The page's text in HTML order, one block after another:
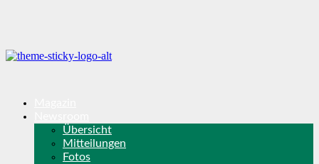
Übersicht
Mitteilungen
Fotos